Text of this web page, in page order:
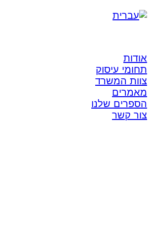
אודות
תחומי עיסוק
צוות המשרד
מאמרים
הספרים שלנו
צור קשר